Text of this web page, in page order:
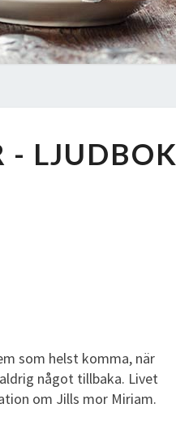
- LJUDBOK
som helst komma, när
något tillbaka. Livet
om Jills mor Miriam.